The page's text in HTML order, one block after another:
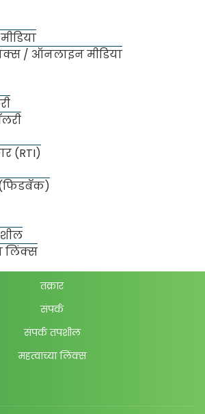
/ ऑनलाइन मीडिया
(RTI)
(फिडबॅक)
लिंक्स
उपक्रम
सुविधा
बातम्या
/ ऑनलाइन मीडिया
मीडिया
व्हिडीओ गॅलरी
अधिकार (RTI)
तक्रार
संपर्क
संपर्क तपशील
महत्वाच्या लिंक्स